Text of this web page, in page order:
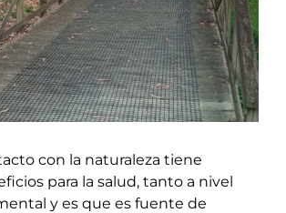
con la naturaleza tiene
para la salud, tanto a nivel
y es que es fuente de